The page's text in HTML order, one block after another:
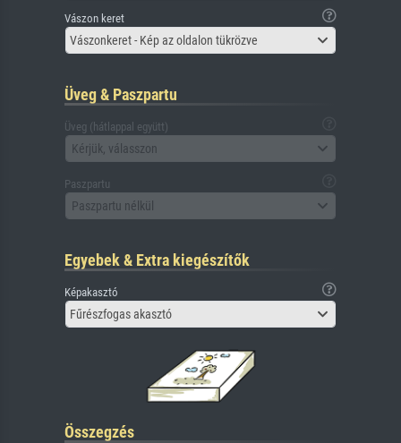
Vászon keret
Vászonkeret - Kép az oldalon tükrözve
Üveg & Paszpartu
Üveg (hátlappal együtt)
Kérjük, válasszon
Paszpartu
Paszpartu nélkül
Egyebek & Extra kiegészítők
Képakasztó
Fűrészfogas akasztó
Összegzés